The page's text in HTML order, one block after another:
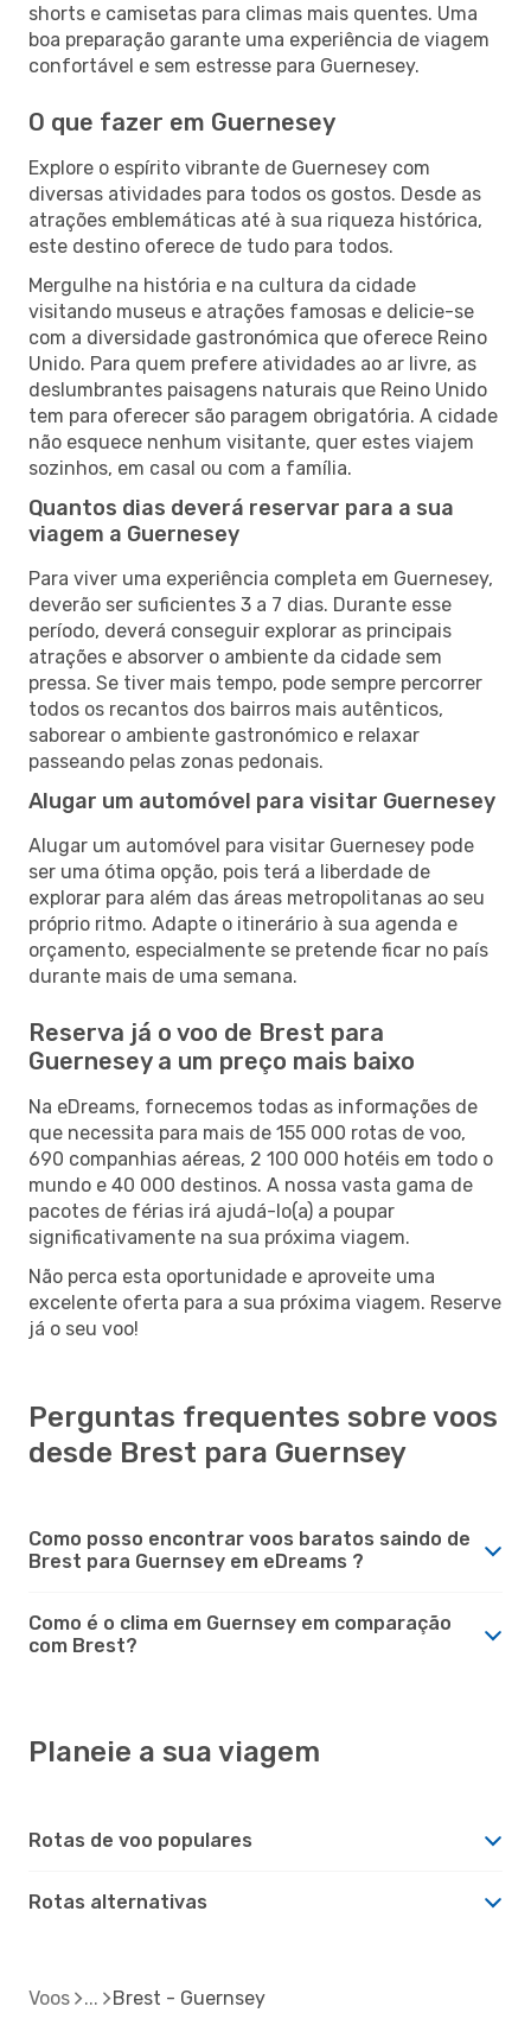
shorts e camisetas para climas mais quentes. Uma
boa preparação garante uma experiência de viagem
confortável e sem estresse para Guernesey.
O que fazer em Guernesey
Explore o espírito vibrante de Guernesey com
diversas atividades para todos os gostos. Desde as
atrações emblemáticas até à sua riqueza histórica,
este destino oferece de tudo para todos.
Mergulhe na história e na cultura da cidade
visitando museus e atrações famosas e delicie-se
com a diversidade gastronómica que oferece Reino
Unido. Para quem prefere atividades ao ar livre, as
deslumbrantes paisagens naturais que Reino Unido
tem para oferecer são paragem obrigatória. A cidade
não esquece nenhum visitante, quer estes viajem
sozinhos, em casal ou com a família.
Quantos dias deverá reservar para a sua
viagem a Guernesey
Para viver uma experiência completa em Guernesey,
deverão ser suficientes 3 a 7 dias. Durante esse
período, deverá conseguir explorar as principais
atrações e absorver o ambiente da cidade sem
pressa. Se tiver mais tempo, pode sempre percorrer
todos os recantos dos bairros mais autênticos,
saborear o ambiente gastronómico e relaxar
passeando pelas zonas pedonais.
Alugar um automóvel para visitar Guernesey
Alugar um automóvel para visitar Guernesey pode
ser uma ótima opção, pois terá a liberdade de
explorar para além das áreas metropolitanas ao seu
próprio ritmo. Adapte o itinerário à sua agenda e
orçamento, especialmente se pretende ficar no país
durante mais de uma semana.
Reserva já o voo de Brest para
Guernesey a um preço mais baixo
Na eDreams, fornecemos todas as informações de
que necessita para mais de 155 000 rotas de voo,
690 companhias aéreas, 2 100 000 hotéis em todo o
mundo e 40 000 destinos. A nossa vasta gama de
pacotes de férias irá ajudá-lo(a) a poupar
significativamente na sua próxima viagem.
Não perca esta oportunidade e aproveite uma
excelente oferta para a sua próxima viagem. Reserve
já o seu voo!
Perguntas frequentes sobre voos
desde Brest para Guernsey
Como posso encontrar voos baratos saindo de
Brest para Guernsey em eDreams ?
Como é o clima em Guernsey em comparação
com Brest?
Planeie a sua viagem
Rotas de voo populares
Rotas alternativas
Voos Brest - Guernsey